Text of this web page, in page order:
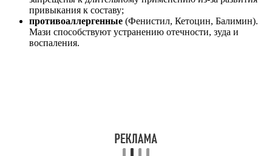
привыкания к составу;
противоаллергенные (Фенистил, Кетоцин, Балимин).
Мази способствуют устранению отечности, зуда и
воспаления.